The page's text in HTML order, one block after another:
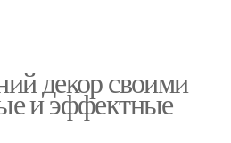
декор своими
и эффектные